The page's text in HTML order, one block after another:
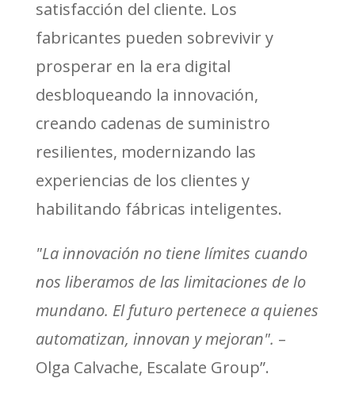
satisfacción del cliente. Los
fabricantes pueden sobrevivir y
prosperar en la era digital
desbloqueando la innovación,
creando cadenas de suministro
resilientes, modernizando las
experiencias de los clientes y
habilitando fábricas inteligentes.
"La innovación no tiene límites cuando
nos liberamos de las limitaciones de lo
mundano. El futuro pertenece a quienes
automatizan, innovan y mejoran". –
Olga Calvache, Escalate Group”.